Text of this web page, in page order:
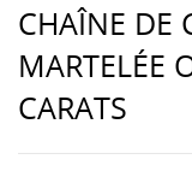
CHAÎNE DE
MARTELÉE
CARATS